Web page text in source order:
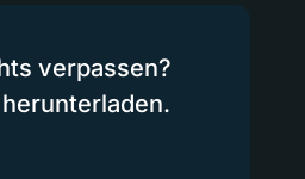
verpassen?